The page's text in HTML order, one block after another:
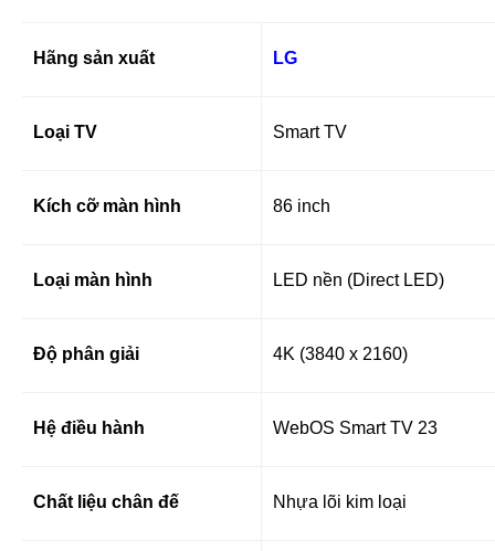
Hãng sản xuất LG
Loại TV Smart TV
Kích cỡ màn hình 86 inch
Loại màn hình LED nền (Direct LED)
Độ phân giải 4K (3840 x 2160)
Hệ điều hành WebOS Smart TV 23
Chất liệu chân đế Nhựa lõi kim loại